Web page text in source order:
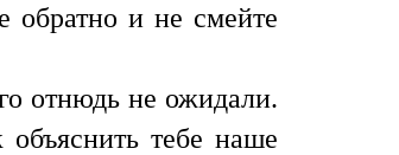
обратно и не смейте
отнюдь не ожидали.
тебе наше